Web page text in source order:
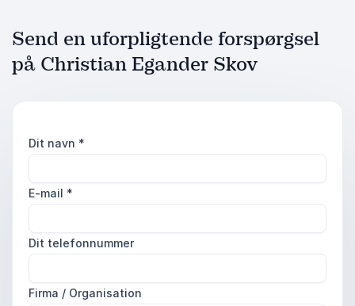
Send en uforpligtende forspørgsel
på Christian Egander Skov
Dit navn *
E-mail *
Dit telefonnummer
Firma / Organisation